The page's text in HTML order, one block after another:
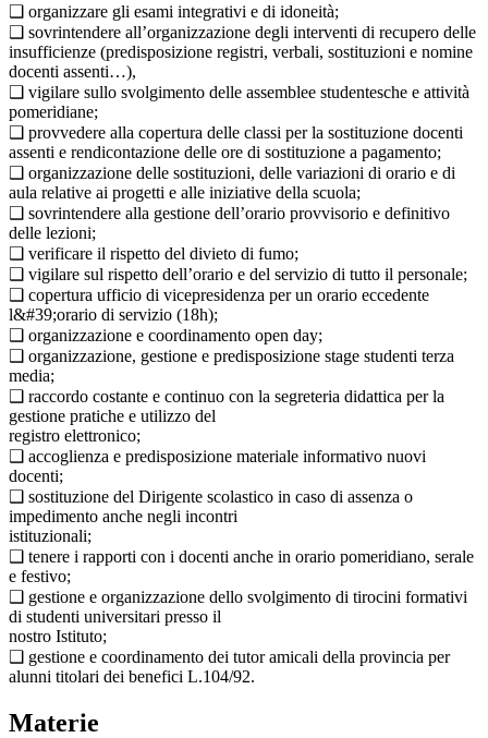
❑ organizzare gli esami integrativi e di idoneità;
❑ sovrintendere all’organizzazione degli interventi di recupero delle
insufficienze (predisposizione registri, verbali, sostituzioni e nomine
docenti assenti…),
❑ vigilare sullo svolgimento delle assemblee studentesche e attività
pomeridiane;
❑ provvedere alla copertura delle classi per la sostituzione docenti
assenti e rendicontazione delle ore di sostituzione a pagamento;
❑ organizzazione delle sostituzioni, delle variazioni di orario e di
aula relative ai progetti e alle iniziative della scuola;
❑ sovrintendere alla gestione dell’orario provvisorio e definitivo
delle lezioni;
❑ verificare il rispetto del divieto di fumo;
❑ vigilare sul rispetto dell’orario e del servizio di tutto il personale;
❑ copertura ufficio di vicepresidenza per un orario eccedente
l&#39;orario di servizio (18h);
❑ organizzazione e coordinamento open day;
❑ organizzazione, gestione e predisposizione stage studenti terza
media;
❑ raccordo costante e continuo con la segreteria didattica per la
gestione pratiche e utilizzo del
registro elettronico;
❑ accoglienza e predisposizione materiale informativo nuovi
docenti;
❑ sostituzione del Dirigente scolastico in caso di assenza o
impedimento anche negli incontri
istituzionali;
❑ tenere i rapporti con i docenti anche in orario pomeridiano, serale
e festivo;
❑ gestione e organizzazione dello svolgimento di tirocini formativi
di studenti universitari presso il
nostro Istituto;
❑ gestione e coordinamento dei tutor amicali della provincia per
alunni titolari dei benefici L.104/92.
Materie